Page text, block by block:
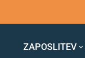
ZAPOSLITEV